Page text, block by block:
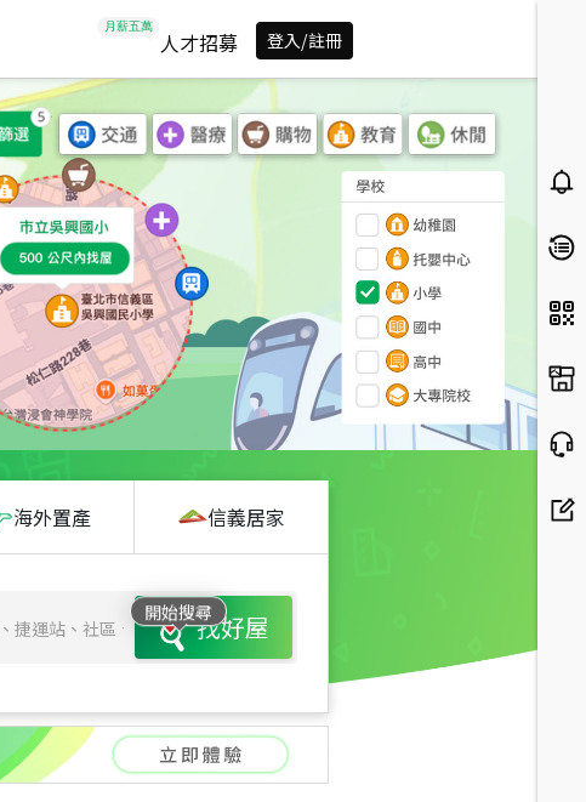
人才招募 登入/註冊
海外置產 信義居家
開始搜尋
找好屋